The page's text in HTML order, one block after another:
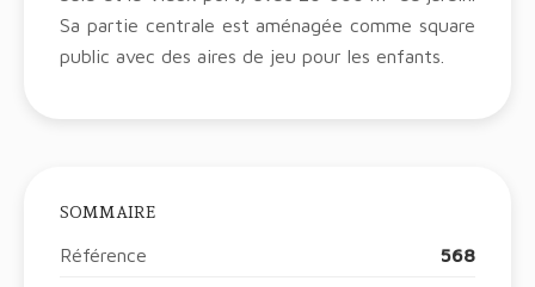
Sa partie centrale est aménagée comme square
public avec des aires de jeu pour les enfants.
SOMMAIRE
Référence 568